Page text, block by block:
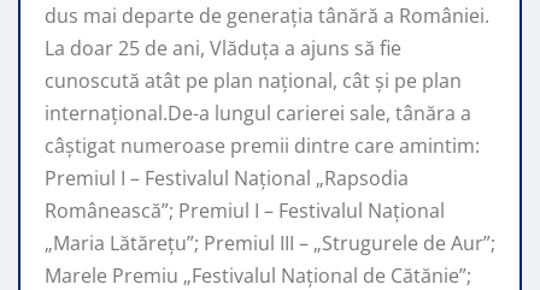
dus mai departe de generaţia tânără a României.
La doar 25 de ani, Vlăduța a ajuns să fie
cunoscută atât pe plan naţional, cât şi pe plan
internaţional.De-a lungul carierei sale, tânăra a
câştigat numeroase premii dintre care amintim:
Premiul I – Festivalul Național „Rapsodia
Românească”; Premiul I – Festivalul Național
„Maria Lătărețu”; Premiul III – „Strugurele de Aur”;
Marele Premiu „Festivalul Național de Cătănie”;